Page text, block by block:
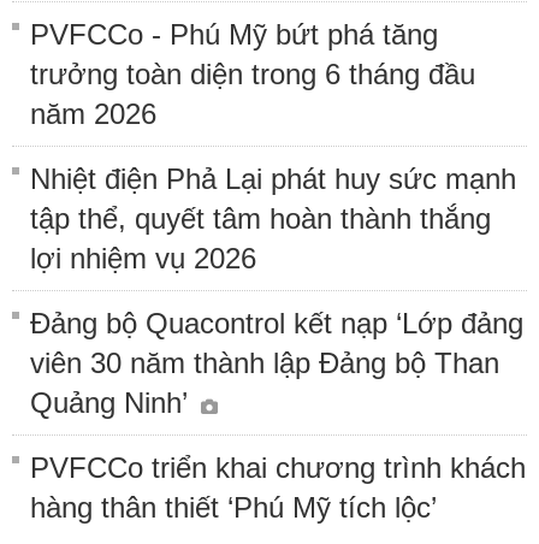
PVFCCo - Phú Mỹ bứt phá tăng
trưởng toàn diện trong 6 tháng đầu
năm 2026
Nhiệt điện Phả Lại phát huy sức mạnh
tập thể, quyết tâm hoàn thành thắng
lợi nhiệm vụ 2026
Đảng bộ Quacontrol kết nạp ‘Lớp đảng
viên 30 năm thành lập Đảng bộ Than
Quảng Ninh’
PVFCCo triển khai chương trình khách
hàng thân thiết ‘Phú Mỹ tích lộc’